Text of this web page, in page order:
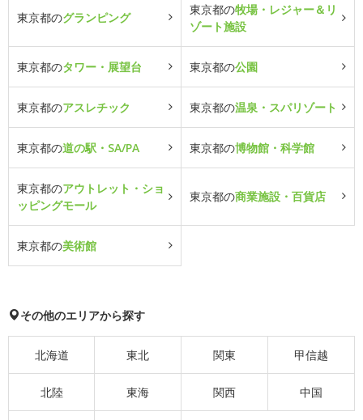
東京都のグランピング
東京都の牧場・レジャー＆リ
ゾート施設
東京都のタワー・展望台 東京都の公園
東京都のアスレチック 東京都の温泉・スパリゾート
東京都の道の駅・SA/PA 東京都の博物館・科学館
東京都のアウトレット・ショ
ッピングモール
東京都の商業施設・百貨店
東京都の美術館
その他のエリアから探す
北海道 東北 関東 甲信越
北陸 東海 関西 中国